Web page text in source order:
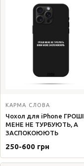
КАРМА СЛОВА
Чохол для iPhone ГРОШІ
МЕНЕ НЕ ТУРБУЮТЬ, А
ЗАСПОКОЮЮТЬ
250-600 грн